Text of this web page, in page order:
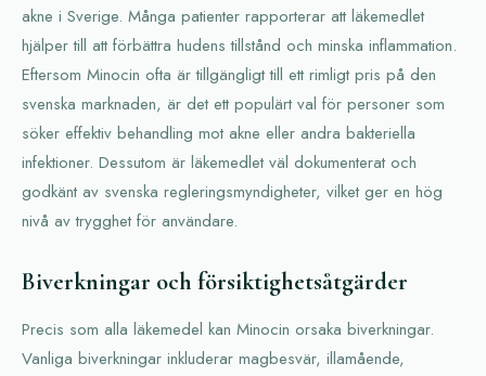
akne i Sverige. Många patienter rapporterar att läkemedlet
hjälper till att förbättra hudens tillstånd och minska inflammation.
Eftersom Minocin ofta är tillgängligt till ett rimligt pris på den
svenska marknaden, är det ett populärt val för personer som
söker effektiv behandling mot akne eller andra bakteriella
infektioner. Dessutom är läkemedlet väl dokumenterat och
godkänt av svenska regleringsmyndigheter, vilket ger en hög
nivå av trygghet för användare.
Biverkningar och försiktighetsåtgärder
Precis som alla läkemedel kan Minocin orsaka biverkningar.
Vanliga biverkningar inkluderar magbesvär, illamående,